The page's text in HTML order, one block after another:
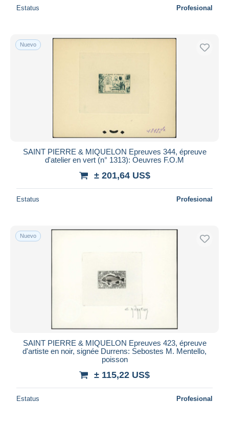
Estatus Profesional
Nuevo
SAINT PIERRE & MIQUELON Epreuves 344, épreuve
d'atelier en vert (n° 1313): Oeuvres F.O.M
± 201,64 US$
Estatus Profesional
Nuevo
SAINT PIERRE & MIQUELON Epreuves 423, épreuve
d'artiste en noir, signée Durrens: Sebostes M. Mentello,
poisson
± 115,22 US$
Estatus Profesional